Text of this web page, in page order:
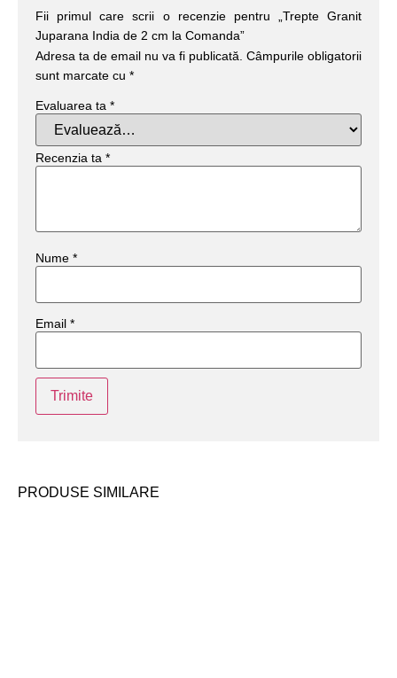
PRODUSE SIMILARE
Fii primul care scrii o recenzie pentru „Trepte Granit
Juparana India de 2 cm la Comanda”
Adresa ta de email nu va fi publicată. Câmpurile obligatorii
sunt marcate cu *
Evaluarea ta *
Recenzia ta *
Nume *
Email *